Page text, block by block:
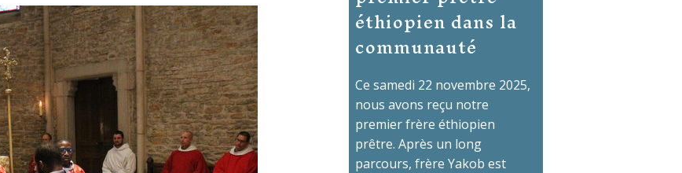
éthiopien dans la
communauté
Ce samedi 22 novembre 2025,
nous avons reçu notre
premier frère éthiopien
prêtre. Après un long
parcours, frère Yakob est